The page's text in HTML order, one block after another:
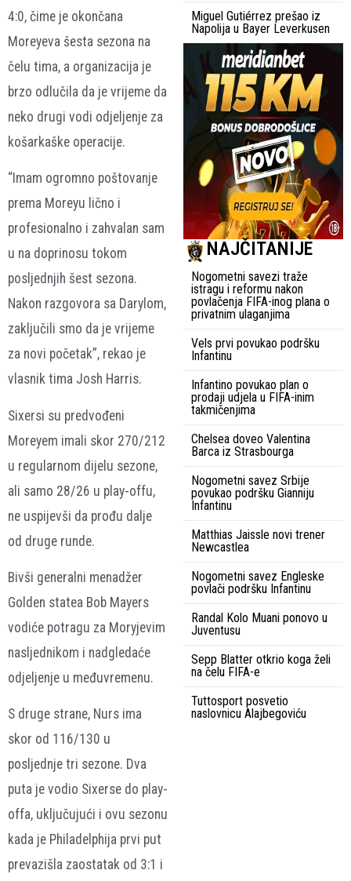
4:0, čime je okončana
Moreyeva šesta sezona na
čelu tima, a organizacija je
brzo odlučila da je vrijeme da
neko drugi vodi odjeljenje za
košarkaške operacije.
“Imam ogromno poštovanje
prema Moreyu lično i
profesionalno i zahvalan sam
u na doprinosu tokom
posljednjih šest sezona.
Nakon razgovora sa Darylom,
zaključili smo da je vrijeme
za novi početak”, rekao je
vlasnik tima Josh Harris.
Sixersi su predvođeni
Moreyem imali skor 270/212
u regularnom dijelu sezone,
ali samo 28/26 u play-offu,
ne uspijevši da prođu dalje
od druge runde.
Bivši generalni menadžer
Golden statea Bob Mayers
vodiće potragu za Moryjevim
nasljednikom i nadgledaće
odjeljenje u međuvremenu.
S druge strane, Nurs ima
skor od 116/130 u
posljednje tri sezone. Dva
puta je vodio Sixerse do play-
offa, uključujući i ovu sezonu
kada je Philadelphija prvi put
prevazišla zaostatak od 3:1 i
Miguel Gutiérrez prešao iz
Napolija u Bayer Leverkusen
NAJČITANIJE
Nogometni savezi traže
istragu i reformu nakon
povlačenja FIFA-inog plana o
privatnim ulaganjima
Vels prvi povukao podršku
Infantinu
Infantino povukao plan o
prodaji udjela u FIFA-inim
takmičenjima
Chelsea doveo Valentina
Barca iz Strasbourga
Nogometni savez Srbije
povukao podršku Gianniju
Infantinu
Matthias Jaissle novi trener
Newcastlea
Nogometni savez Engleske
povlači podršku Infantinu
Randal Kolo Muani ponovo u
Juventusu
Sepp Blatter otkrio koga želi
na čelu FIFA-e
Tuttosport posvetio
naslovnicu Alajbegoviću